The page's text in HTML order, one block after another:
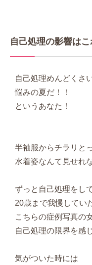
自己処理の影響はこ
自己処理めんどくさい
悩みの夏だ！！
というあなた！
半袖服からチラリと
水着姿なんて見せれ
ずっと自己処理をし
20歳まで我慢してい
こちらの症例写真の
自己処理の限界を感
気がついた時には